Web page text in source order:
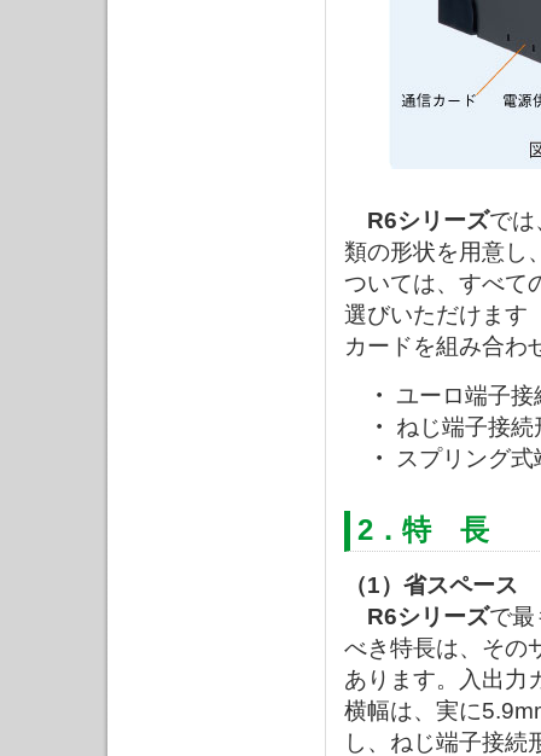
R6シリーズでは
類の形状を用意し
ついては、すべて
選びいただけます
カードを組み合わ
・ ユーロ端子接
・
ねじ端子接続
・
スプリング
2．特 長
（1）省スペース
R6シリーズで最
べき特長は、その
あります。入出力
横幅は、実に
し、ねじ端子接続